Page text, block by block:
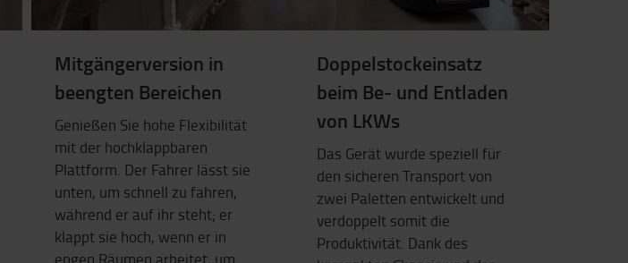
Mitgängerversion in
beengten Bereichen
Genießen Sie hohe Flexibilität
mit der hochklappbaren
Plattform. Der Fahrer lässt sie
unten, um schnell zu fahren,
während er auf ihr steht; er
klappt sie hoch, wenn er in
Doppelstockeinsatz
beim Be- und Entladen
von LKWs
Das Gerät wurde speziell für
den sicheren Transport von
zwei Paletten entwickelt und
verdoppelt somit die
Produktivität. Dank des